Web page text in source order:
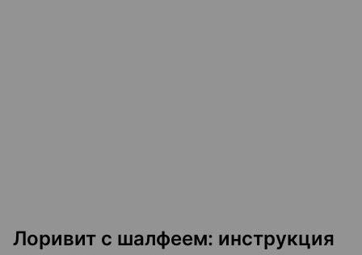
Лоривит с шалфеем: инструкция